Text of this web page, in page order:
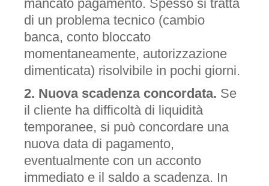
mancato pagamento. Spesso si tratta
di un problema tecnico (cambio
banca, conto bloccato
momentaneamente, autorizzazione
dimenticata) risolvibile in pochi giorni.
2. Nuova scadenza concordata. Se
il cliente ha difficoltà di liquidità
temporanee, si può concordare una
nuova data di pagamento,
eventualmente con un acconto
immediato e il saldo a scadenza. In